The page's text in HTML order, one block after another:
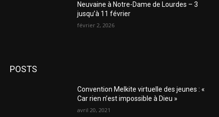
Neuvaine à Notre-Dame de Lourdes – 3
jusqu’à 11 février
février 2, 2026
POSTS
Convention Melkite virtuelle des jeunes : «
Car rien n’est impossible à Dieu »
avril 20, 2021